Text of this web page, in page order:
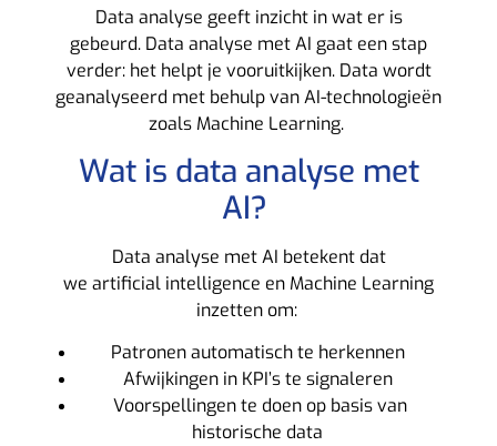
Data analyse geeft inzicht in wat er is
gebeurd. Data analyse met AI gaat een stap
verder: het helpt je vooruitkijken. Data wordt
geanalyseerd met behulp van AI-technologieën
zoals Machine Learning.
Wat is data analyse met
AI?
Data analyse met AI betekent dat
we artificial intelligence en Machine Learning
inzetten om:
Patronen automatisch te herkennen
Afwijkingen in KPI’s te signaleren
Voorspellingen te doen op basis van
historische data